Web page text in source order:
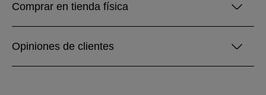
Comprar en tienda física
Opiniones de clientes